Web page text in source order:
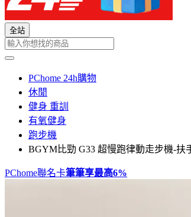
全站
PChome 24h購物
休閒
健身 重訓
有氧健身
跑步機
BGYM比勁 G33 超慢跑律動走步機-扶
PChome聯名卡筆筆享最高6%